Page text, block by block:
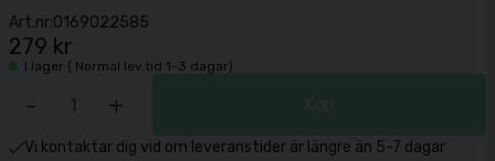
Art.nr:0169022585
279 kr
I lager ( Normal lev.tid 1-3 dagar)
- +
Vi kontaktar dig vid om leveranstider är längre än 5-7 dagar